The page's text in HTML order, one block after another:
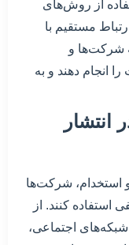
از روش‌های
مستقیم با
شرکت‌ها و
انجام دهند و به
و استخدام، شرکت‌ها
استفاده کنند. از
اجتماعی،